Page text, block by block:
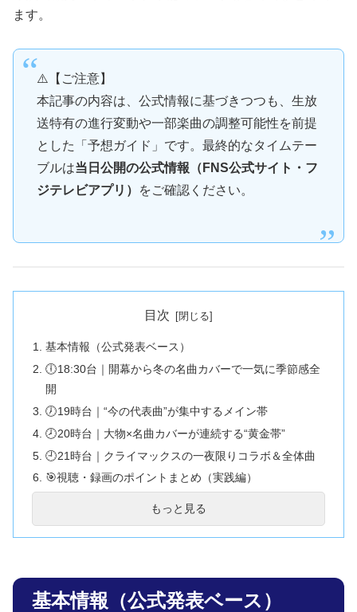
ます。
⚠️【ご注意】
本記事の内容は、公式情報に基づきつつも、生放
送特有の進行変動や一部楽曲の調整可能性を前提
とした「予想ガイド」です。最終的なタイムテー
ブルは当日公開の公式情報（FNS公式サイト・フ
ジテレビアプリ）
をご確認ください。
目次
基本情報（公式発表ベース）
🕕18:30台｜開幕から冬の名曲カバーで一気に季節感全
開
🕖19時台｜“今の代表曲”が集中するメイン帯
🕗20時台｜大物×名曲カバーが連続する“黄金帯”
🕘21時台｜クライマックスの一夜限りコラボ＆全体曲
🎯視聴・録画のポイントまとめ（実践編）
もっと見る
基本情報（公式発表ベース）